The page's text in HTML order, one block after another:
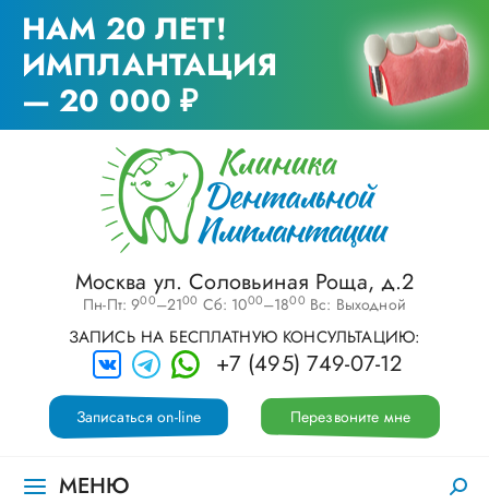
НАМ 20 ЛЕТ!
ИМПЛАНТАЦИЯ
— 20 000 ₽
Москва ул. Соловьиная Роща, д.2
Пн-Пт: 900–2100 Сб: 1000–1800 Вс: Выходной
ЗАПИСЬ НА БЕСПЛАТНУЮ КОНСУЛЬТАЦИЮ:
+7 (495) 749-07-12
Перезвоните мне
Записаться on-line
МЕНЮ